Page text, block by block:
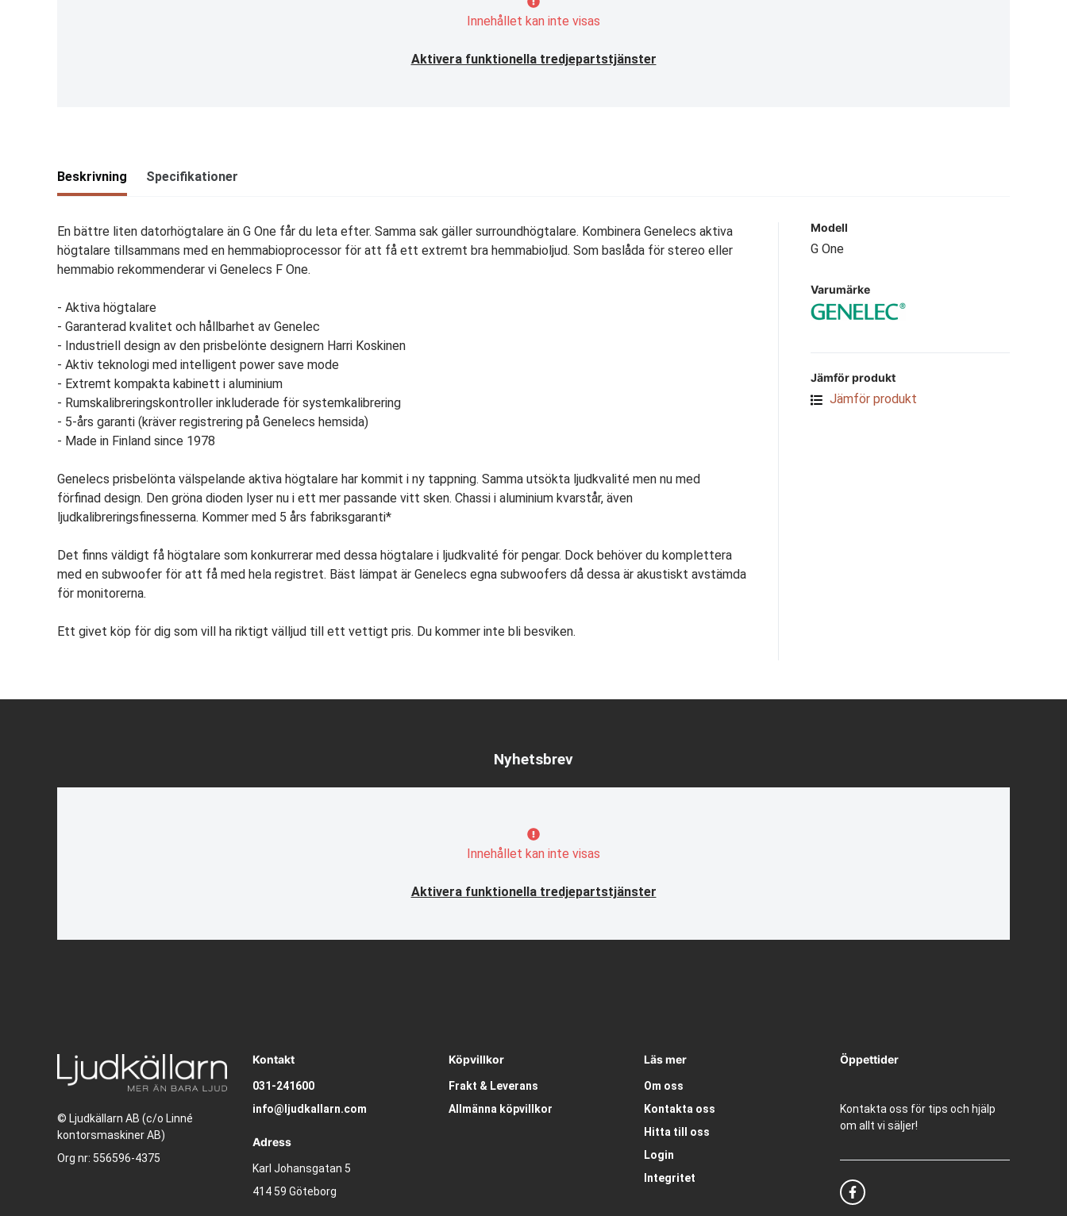
Innehållet kan inte visas
Aktivera funktionella tredjepartstjänster
Beskrivning Specifikationer
En bättre liten datorhögtalare än G One får du leta efter. Samma sak gäller surroundhögtalare. Kombinera Genelecs aktiva
högtalare tillsammans med en hemmabioprocessor för att få ett extremt bra hemmabioljud. Som baslåda för stereo eller
hemmabio rekommenderar vi Genelecs F One.
- Aktiva högtalare
- Garanterad kvalitet och hållbarhet av Genelec
- Industriell design av den prisbelönte designern Harri Koskinen
- Aktiv teknologi med intelligent power save mode
- Extremt kompakta kabinett i aluminium
- Rumskalibreringskontroller inkluderade för systemkalibrering
- 5-års garanti (kräver registrering på Genelecs hemsida)
- Made in Finland since 1978
Genelecs prisbelönta välspelande aktiva högtalare har kommit i ny tappning. Samma utsökta ljudkvalité men nu med
förfinad design. Den gröna dioden lyser nu i ett mer passande vitt sken. Chassi i aluminium kvarstår, även
ljudkalibreringsfinesserna. Kommer med 5 års fabriksgaranti*
Det finns väldigt få högtalare som konkurrerar med dessa högtalare i ljudkvalité för pengar. Dock behöver du komplettera
med en subwoofer för att få med hela registret. Bäst lämpat är Genelecs egna subwoofers då dessa är akustiskt avstämda
för monitorerna.
Ett givet köp för dig som vill ha riktigt välljud till ett vettigt pris. Du kommer inte bli besviken.
Modell
G One
Varumärke
Jämför produkt
Jämför produkt
Nyhetsbrev
Innehållet kan inte visas
Aktivera funktionella tredjepartstjänster
© Ljudkällarn AB (c/o Linné
kontorsmaskiner AB)
Org nr: 556596-4375
Kontakt
031-241600
info@ljudkallarn.com
Adress
Karl Johansgatan 5
414 59 Göteborg
Köpvillkor
Frakt & Leverans
Allmänna köpvillkor
Läs mer
Om oss
Kontakta oss
Hitta till oss
Login
Integritet
Öppettider
Kontakta oss för tips och hjälp
om allt vi säljer!